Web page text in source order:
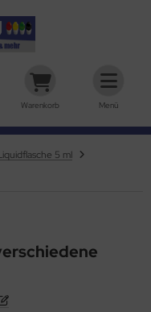
Warenkorb Menü
5 ml